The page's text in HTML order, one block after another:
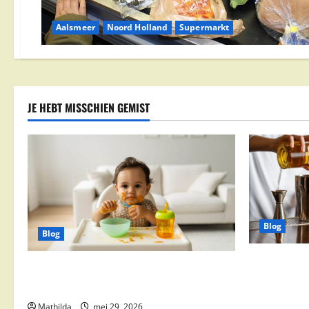
Aalsmeer Noord Holland Supermarkt
JE HEBT MISSCHIEN GEMIST
Blog
Blog